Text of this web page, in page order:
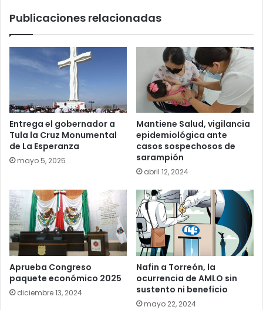
Publicaciones relacionadas
Entrega el gobernador a
Tula la Cruz Monumental
de La Esperanza
mayo 5, 2025
Mantiene Salud, vigilancia
epidemiológica ante
casos sospechosos de
sarampión
abril 12, 2024
Aprueba Congreso
paquete económico 2025
diciembre 13, 2024
Nafin a Torreón, la
ocurrencia de AMLO sin
sustento ni beneficio
mayo 22, 2024